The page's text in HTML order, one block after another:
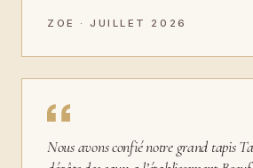
ZOE · JUILLET 2026
Nous avons confié notre grand tapis